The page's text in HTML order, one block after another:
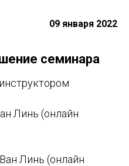
09 января 2022
семинара
Линь (онлайн
Линь (онлайн